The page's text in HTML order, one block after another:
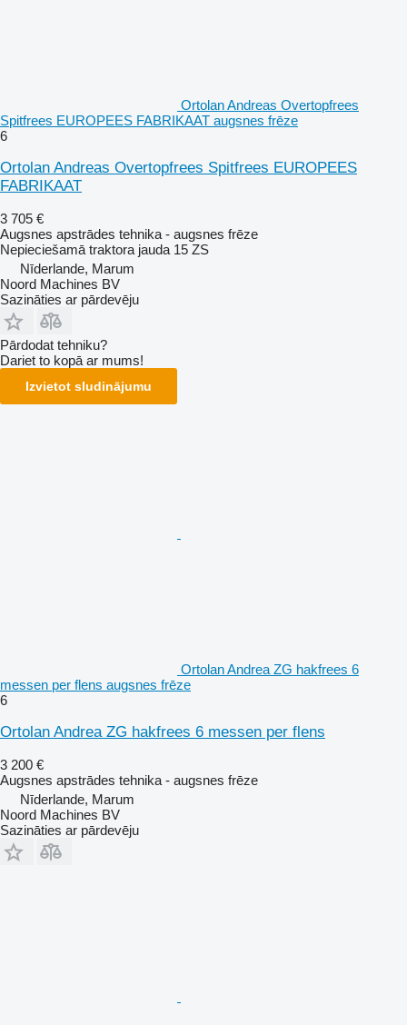
Ortolan Andreas Overtopfrees
Spitfrees EUROPEES FABRIKAAT augsnes frēze
6
Ortolan Andreas Overtopfrees Spitfrees EUROPEES
FABRIKAAT
3 705 €
Augsnes apstrādes tehnika - augsnes frēze
Nepieciešamā traktora jauda 15 ZS
Nīderlande, Marum
Noord Machines BV
Sazināties ar pārdevēju
Pārdodat tehniku?
Dariet to kopā ar mums!
Izvietot sludinājumu
Ortolan Andrea ZG hakfrees 6
messen per flens augsnes frēze
6
Ortolan Andrea ZG hakfrees 6 messen per flens
3 200 €
Augsnes apstrādes tehnika - augsnes frēze
Nīderlande, Marum
Noord Machines BV
Sazināties ar pārdevēju